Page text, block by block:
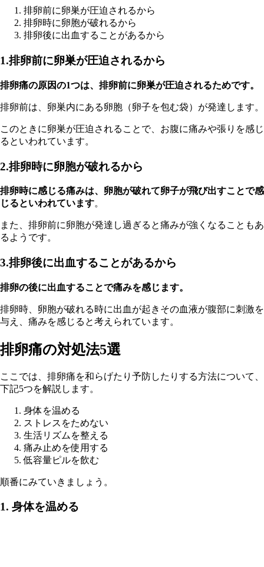
排卵前に卵巣が圧迫されるから
排卵時に卵胞が破れるから
排卵後に出血することがあるから
1.排卵前に卵巣が圧迫されるから
排卵痛の原因の1つは、排卵前に卵巣が圧迫されるためです。
排卵前は、卵巣内にある卵胞（卵子を包む袋）が発達します。
このときに卵巣が圧迫されることで、お腹に痛みや張りを感じ
るといわれています。
2.排卵時に卵胞が破れるから
排卵時に感じる痛みは、卵胞が破れて卵子が飛び出すことで感
じるといわれています。
また、排卵前に卵胞が発達し過ぎると痛みが強くなることもあ
るようです。
3.排卵後に出血することがあるから
排卵の後に出血することで痛みを感じます。
排卵時、卵胞が破れる時に出血が起きその血液が腹部に刺激を
与え、痛みを感じると考えられています。
排卵痛の対処法5選
ここでは、排卵痛を和らげたり予防したりする方法について、
下記5つを解説します。
身体を温める
ストレスをためない
生活リズムを整える
痛み止めを使用する
低容量ピルを飲む
順番にみていきましょう。
1. 身体を温める